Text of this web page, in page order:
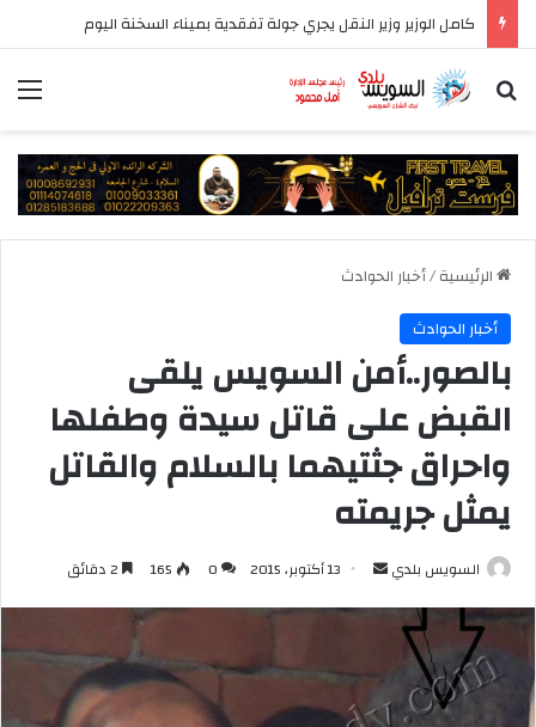
كامل الوزير وزير النقل يجري جولة تفقدية بميناء السخنة اليوم
بحث عن
الرئيسية/أخبار الحوادث
أخبار الحوادث
بالصور..أمن السويس يلقى
القبض على قاتل سيدة وطفلها
واحراق جثتيهما بالسلام والقاتل
يمثل جريمته
السويس بلدي
أرسل 13 أكتوبر، 2015 0
165